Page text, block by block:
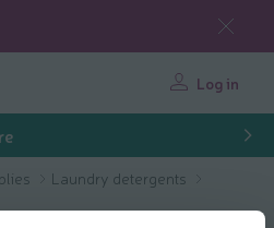
Log in
Laundry detergents